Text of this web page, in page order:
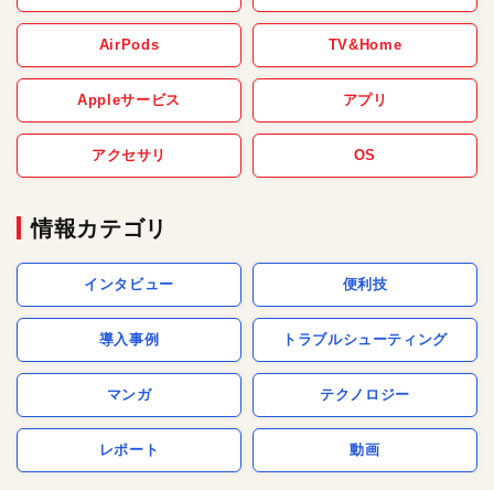
AirPods TV&Home
Appleサービス アプリ
アクセサリ OS
情報カテゴリ
インタビュー 便利技
導入事例 トラブルシューティング
マンガ テクノロジー
レポート 動画